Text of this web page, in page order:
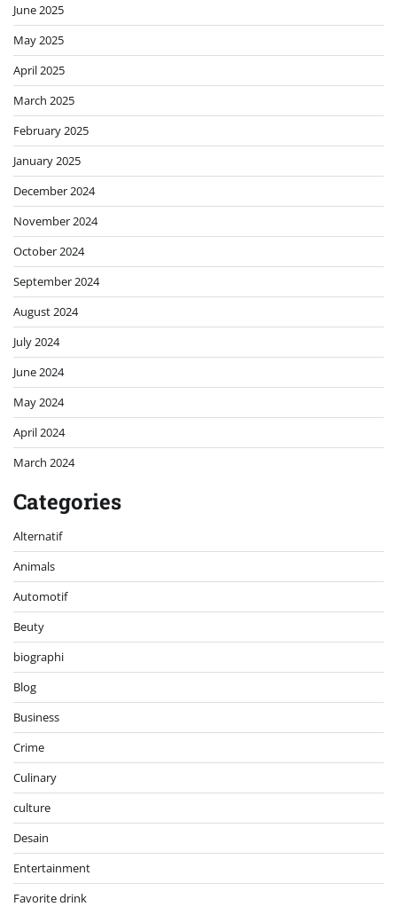
June 2025
May 2025
April 2025
March 2025
February 2025
January 2025
December 2024
November 2024
October 2024
September 2024
August 2024
July 2024
June 2024
May 2024
April 2024
March 2024
Categories
Alternatif
Animals
Automotif
Beuty
biographi
Blog
Business
Crime
Culinary
culture
Desain
Entertainment
Favorite drink